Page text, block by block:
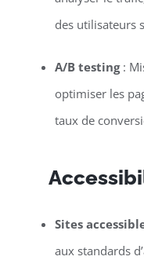
des utilisateurs
A/B testing:
optimiser les
taux de
Sites
aux standards